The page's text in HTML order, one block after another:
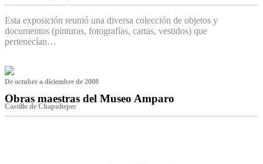
Esta exposición reunió una diversa colección de objetos y
documentos (pinturas, fotografías, cartas, vestidos) que
pertenecían…
De octubre a diciembre de 2008
Obras maestras del Museo Amparo
Castillo de Chapultepec